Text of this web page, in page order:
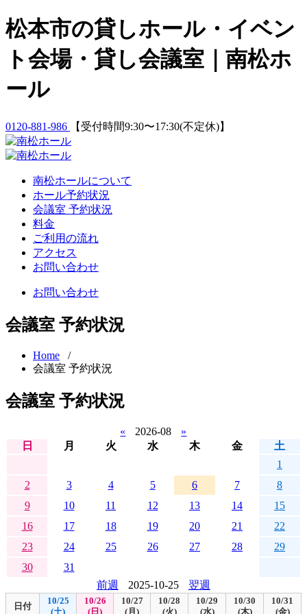
Skip
to
松本市の貸しホール・イベン
ト会場・貸し会議室｜南松ホ
ール
0120-881-986 【受付時間9:30〜17:30(不定休)】
南松ホールについて
ホール予約状況
会議室 予約状況
料金
ご利用の流れ
アクセス
お問い合わせ
お問い合わせ
会議室 予約状況
Home /
会議室 予約状況
会議室 予約状況
« 2026-08
»
日
月 火 水 木 金
土
1
2
3 4 5 6 7
8
9
10 11 12 13 14
15
16
17 18 19 20 21
22
23
24 25 26 27 28
29
30
31
前週
2025-10-25 翌週
日付
10/25
(土)
10/26
(日)
10/27
(月)
10/28
(火)
10/29
(水)
10/30
(木)
10/31
(金)